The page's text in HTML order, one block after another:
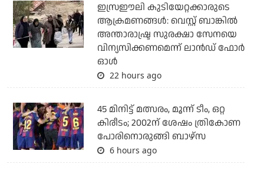
ഇസ്രഈലി കുടിയേറ്റക്കാരുടെ
ആക്രമണങ്ങള്‍: വെസ്റ്റ് ബാങ്കില്‍
അന്താരാഷ്ട്ര സുരക്ഷാ സേനയെ
വിന്യസിക്കണമെന്ന് ലാന്‍ഡ് ഫോര്‍
ഓള്‍
22 hours ago
45 മിനിട്ട് മത്സരം, മൂന്ന് ടീം, ഒറ്റ
കിരീടം; 2002ന് ശേഷം ത്രികോണ
പോരിനൊരുങ്ങി ബാഴ്‌സ
6 hours ago